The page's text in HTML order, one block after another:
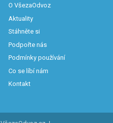
O VšezaOdvoz
Aktuality
Stáhněte si
Podpořte nás
Podmínky používání
Co se líbí nám
Kontakt